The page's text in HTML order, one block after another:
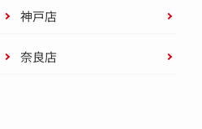
神戸店
奈良店